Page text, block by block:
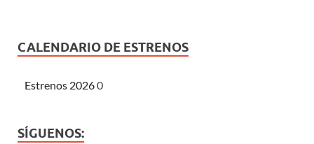
CALENDARIO DE ESTRENOS
Estrenos 20260
SÍGUENOS: